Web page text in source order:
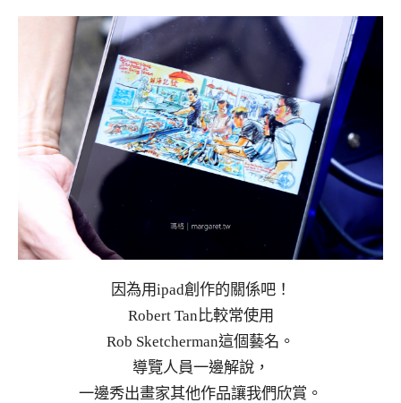
因為用ipad創作的關係吧！
Robert Tan比較常使用
Rob Sketcherman這個藝名。
導覽人員一邊解說，
一邊秀出畫家其他作品讓我們欣賞。